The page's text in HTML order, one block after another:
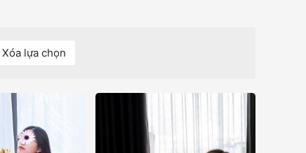
Xóa lựa chọn